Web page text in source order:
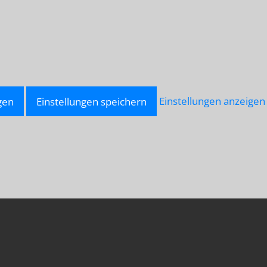
Einstellungen speichern Einstellungen anzeigen